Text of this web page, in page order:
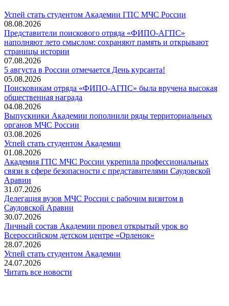
️Успей стать студентом Академии ГПС МЧС России
08.08.2026
Представители поискового отряда «ФИПО-АГПС»
наполняют лето смыслом: сохраняют память и открывают
страницы истории
07.08.2026
5 августа в России отмечается День курсанта!
05.08.2026
Поисковикам отряда «ФИПО-АГПС» была вручена высокая
общественная награда
04.08.2026
Выпускники Академии пополнили ряды территориальных
органов МЧС России
03.08.2026
Успей стать студентом Академии
01.08.2026
Академия ГПС МЧС России укрепила профессиональных
связи в сфере безопасности с представителями Саудовской
Аравии
31.07.2026
Делегация вузов МЧС России с рабочим визитом в
Саудовской Аравии
30.07.2026
Личный состав Академии провел открытый урок во
Всероссийском детском центре «Орленок»
28.07.2026
️Успей стать студентом Академии
24.07.2026
Читать все новости